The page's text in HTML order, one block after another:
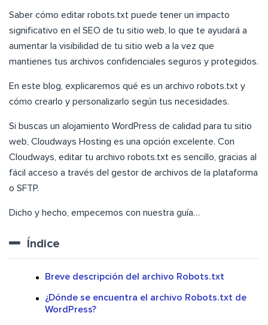
Saber cómo editar robots.txt puede tener un impacto
significativo en el SEO de tu sitio web, lo que te ayudará a
aumentar la visibilidad de tu sitio web a la vez que
mantienes tus archivos confidenciales seguros y protegidos.
En este blog, explicaremos qué es un archivo robots.txt y
cómo crearlo y personalizarlo según tus necesidades.
Si buscas un alojamiento WordPress de calidad para tu sitio
web, Cloudways Hosting es una opción excelente. Con
Cloudways, editar tu archivo robots.txt es sencillo, gracias al
fácil acceso a través del gestor de archivos de la plataforma
o SFTP.
Dicho y hecho, empecemos con nuestra guía…
Índice
Breve descripción del archivo Robots.txt
¿Dónde se encuentra el archivo Robots.txt de
WordPress?